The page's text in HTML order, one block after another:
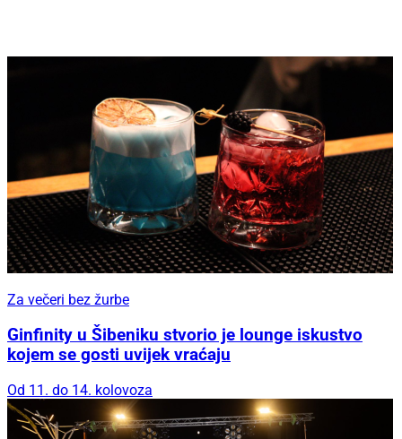
Za večeri bez žurbe
Ginfinity u Šibeniku stvorio je lounge iskustvo
kojem se gosti uvijek vraćaju
Od 11. do 14. kolovoza